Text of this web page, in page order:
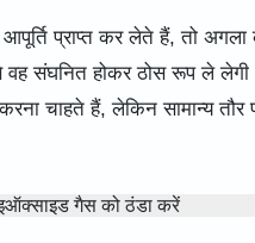
प्राप्त कर लेते हैं, तो
वह संघनित होकर ठोस रूप ले
चाहते हैं, लेकिन सामान्य
गैस को ठंडा करें